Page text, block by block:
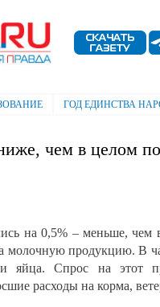
ГОД ЕДИНСТВА
чем в целом
на 0,5% – меньше, чем
молочную продукцию. В
яйца. Спрос на этот
расходы на корма,